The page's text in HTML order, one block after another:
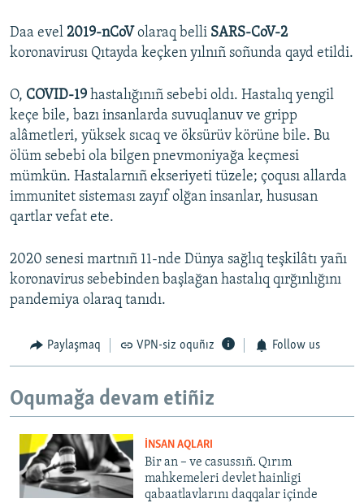
Daa evel 2019-nCoV olaraq belli SARS-CoV-2
koronavirusı Qıtayda keçken yılnıñ soñunda qayd etildi.
O, COVID-19 hastalığınıñ sebebi oldı. Hastalıq yengil
keçe bile, bazı insanlarda suvuqlanuv ve gripp
alâmetleri, yüksek sıcaq ve öksürüv körüne bile. Bu
ölüm sebebi ola bilgen pnevmoniyağa keçmesi
mümkün. Hastalarnıñ ekseriyeti tüzele; çoqusı allarda
immunitet sisteması zayıf olğan insanlar, hususan
qartlar vefat ete.
2020 senesi martnıñ 11-nde Dünya sağlıq teşkilâtı yañı
koronavirus sebebinden başlağan hastalıq qırğınlığını
pandemiya olaraq tanıdı.
Paylaşmaq VPN-siz oquñız Follow us
Oqumağa devam etiñiz
İNSAN AQLARI
Bir an – ve casussıñ. Qırım
mahkemeleri devlet hainligi
qabaatlavlarını daqqalar içinde